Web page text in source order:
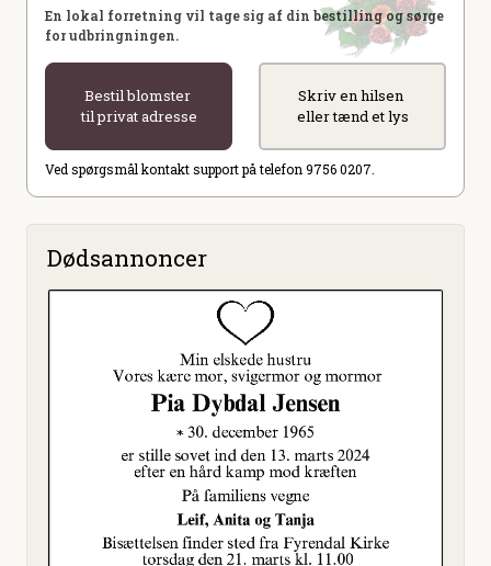
En lokal forretning vil tage sig af din bestilling og sørge
for udbringningen.
Bestil blomster
til privat adresse
Skriv en hilsen
eller tænd et lys
Ved spørgsmål kontakt support på telefon 9756 0207.
Dødsannoncer